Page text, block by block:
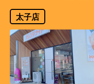
太子店